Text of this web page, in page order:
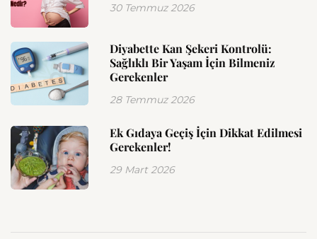
30 Temmuz 2026
Diyabette Kan Şekeri Kontrolü:
Sağlıklı Bir Yaşam İçin Bilmeniz
Gerekenler
28 Temmuz 2026
Ek Gıdaya Geçiş İçin Dikkat Edilmesi
Gerekenler!
29 Mart 2026